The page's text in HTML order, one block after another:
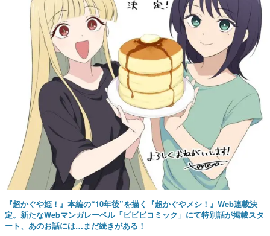
『超かぐや姫！』本編の“10年後”を描く『超かぐやメシ！』Web連載決
定。新たなWebマンガレーベル「ビビビコミック」にて特別話が掲載スタ
ート、あのお話には…まだ続きがある！